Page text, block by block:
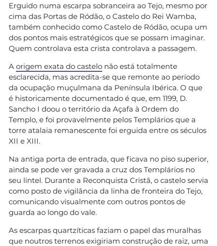
Erguido numa escarpa sobranceira ao Tejo, mesmo por
cima das Portas de Ródão, o Castelo do Rei Wamba,
também conhecido como Castelo de Ródão, ocupa um
dos pontos mais estratégicos que se possam imaginar.
Quem controlava esta crista controlava a passagem.
A origem exata do castelo não está totalmente
esclarecida, mas acredita-se que remonte ao período
da ocupação muçulmana da Península Ibérica. O que
é historicamente documentado é que, em 1199, D.
Sancho I doou o território da Açafa à Ordem do
Templo, e foi provavelmente pelos Templários que a
torre atalaia remanescente foi erguida entre os séculos
XII e XIII.
Na antiga porta de entrada, que ficava no piso superior,
ainda se pode ver gravada a cruz dos Templários no
seu lintel. Durante a Reconquista Cristã, o castelo servia
como posto de vigilância da linha de fronteira do Tejo,
comunicando visualmente com outros pontos de
guarda ao longo do vale.
As escarpas quartzíticas faziam o papel das muralhas
que noutros terrenos exigiriam construção de raiz, uma